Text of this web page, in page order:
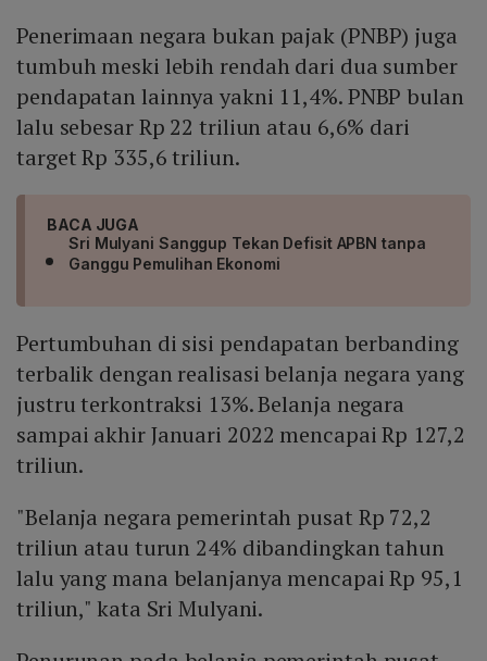
Penerimaan negara bukan pajak (PNBP) juga
tumbuh meski lebih rendah dari dua sumber
pendapatan lainnya yakni 11,4%. PNBP bulan
lalu sebesar Rp 22 triliun atau 6,6% dari
target Rp 335,6 triliun.
BACA JUGA
Sri Mulyani Sanggup Tekan Defisit APBN tanpa
Ganggu Pemulihan Ekonomi
Pertumbuhan di sisi pendapatan berbanding
terbalik dengan realisasi belanja negara yang
justru terkontraksi 13%. Belanja negara
sampai akhir Januari 2022 mencapai Rp 127,2
triliun.
"Belanja negara pemerintah pusat Rp 72,2
triliun atau turun 24% dibandingkan tahun
lalu yang mana belanjanya mencapai Rp 95,1
triliun," kata Sri Mulyani.